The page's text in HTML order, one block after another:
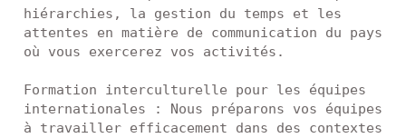
hiérarchies, la gestion du temps et les
attentes en matière de communication du pays
où vous exercerez vos activités.
Formation interculturelle pour les équipes
internationales : Nous préparons vos équipes
à travailler efficacement dans des contextes